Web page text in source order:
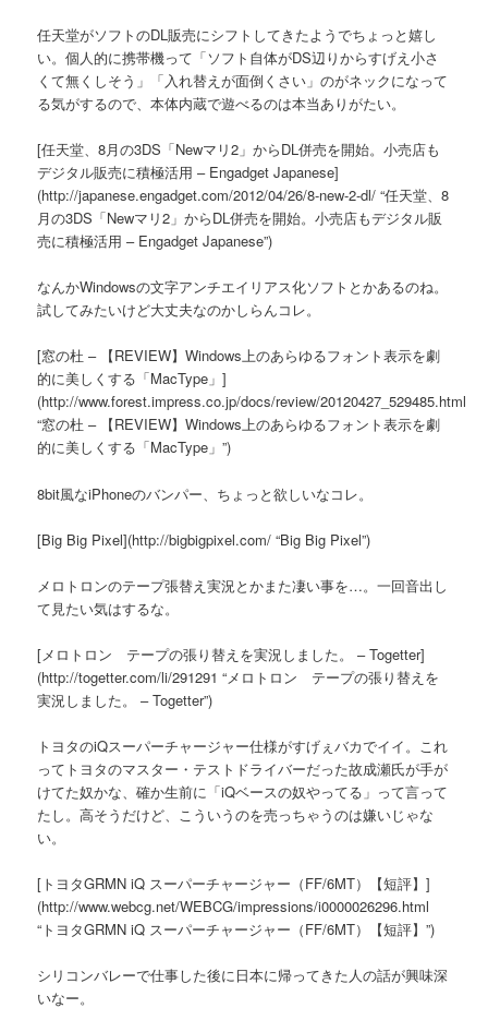
任天堂がソフトのDL販売にシフトしてきたようでちょっと嬉し
い。個人的に携帯機って「ソフト自体がDS辺りからすげえ小さ
くて無くしそう」「入れ替えが面倒くさい」のがネックになって
る気がするので、本体内蔵で遊べるのは本当ありがたい。
[任天堂、8月の3DS「Newマリ2」からDL併売を開始。小売店も
デジタル販売に積極活用 – Engadget Japanese]
(http://japanese.engadget.com/2012/04/26/8-new-2-dl/ “任天堂、8
月の3DS「Newマリ2」からDL併売を開始。小売店もデジタル販
売に積極活用 – Engadget Japanese”)
なんかWindowsの文字アンチエイリアス化ソフトとかあるのね。
試してみたいけど大丈夫なのかしらんコレ。
[窓の杜 – 【REVIEW】Windows上のあらゆるフォント表示を劇
的に美しくする「MacType」]
(http://www.forest.impress.co.jp/docs/review/20120427_529485.html
“窓の杜 – 【REVIEW】Windows上のあらゆるフォント表示を劇
的に美しくする「MacType」”)
8bit風なiPhoneのバンパー、ちょっと欲しいなコレ。
[Big Big Pixel](http://bigbigpixel.com/ “Big Big Pixel”)
メロトロンのテープ張替え実況とかまた凄い事を…。一回音出し
て見たい気はするな。
[メロトロン テープの張り替えを実況しました。 – Togetter]
(http://togetter.com/li/291291 “メロトロン テープの張り替えを
実況しました。 – Togetter”)
トヨタのiQスーパーチャージャー仕様がすげぇバカでイイ。これ
ってトヨタのマスター・テストドライバーだった故成瀬氏が手が
けてた奴かな、確か生前に「iQベースの奴やってる」って言って
たし。高そうだけど、こういうのを売っちゃうのは嫌いじゃな
い。
[トヨタGRMN iQ スーパーチャージャー（FF/6MT）【短評】]
(http://www.webcg.net/WEBCG/impressions/i0000026296.html
“トヨタGRMN iQ スーパーチャージャー（FF/6MT）【短評】”)
シリコンバレーで仕事した後に日本に帰ってきた人の話が興味深
いなー。